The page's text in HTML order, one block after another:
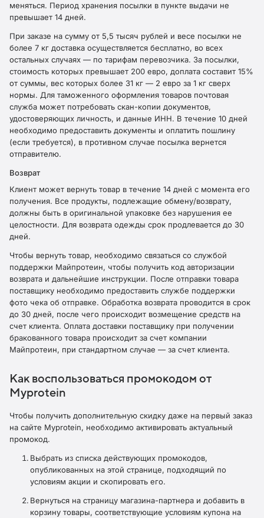
меняться. Период хранения посылки в пункте выдачи не
превышает 14 дней.
При заказе на сумму от 5,5 тысяч рублей и весе посылки не
более 7 кг доставка осуществляется бесплатно, во всех
остальных случаях — по тарифам перевозчика. За посылки,
стоимость которых превышает 200 евро, доплата составит 15%
от суммы, вес которых более 31 кг — 2 евро за 1 кг сверх
нормы. Для таможенного оформления товаров почтовая
служба может потребовать скан-копии документов,
удостоверяющих личность, и данные ИНН. В течение 10 дней
необходимо предоставить документы и оплатить пошлину
(если требуется), в противном случае посылка вернется
отправителю.
Возврат
Клиент может вернуть товар в течение 14 дней с момента его
получения. Все продукты, подлежащие обмену/возврату,
должны быть в оригинальной упаковке без нарушения ее
целостности. Для возврата одежды срок продлевается до 30
дней.
Чтобы вернуть товар, необходимо связаться со службой
поддержки Майпротеин, чтобы получить код авторизации
возврата и дальнейшие инструкции. После отправки товара
поставщику необходимо предоставить службе поддержки
фото чека об отправке. Обработка возврата проводится в срок
до 30 дней, после чего происходит возмещение средств на
счет клиента. Оплата доставки поставщику при получении
бракованного товара происходит за счет компании
Майпротеин, при стандартном случае — за счет клиента.
Как воспользоваться промокодом от
Myprotein
Чтобы получить дополнительную скидку даже на первый заказ
на сайте Myprotein, необходимо активировать актуальный
промокод.
Выбрать из списка действующих промокодов,
опубликованных на этой странице, подходящий по
условиям акции и скопировать его.
Вернуться на страницу магазина-партнера и добавить в
корзину товары, соответствующие условиям купона на